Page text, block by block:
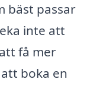
bäst passar
inte att
få mer
boka en